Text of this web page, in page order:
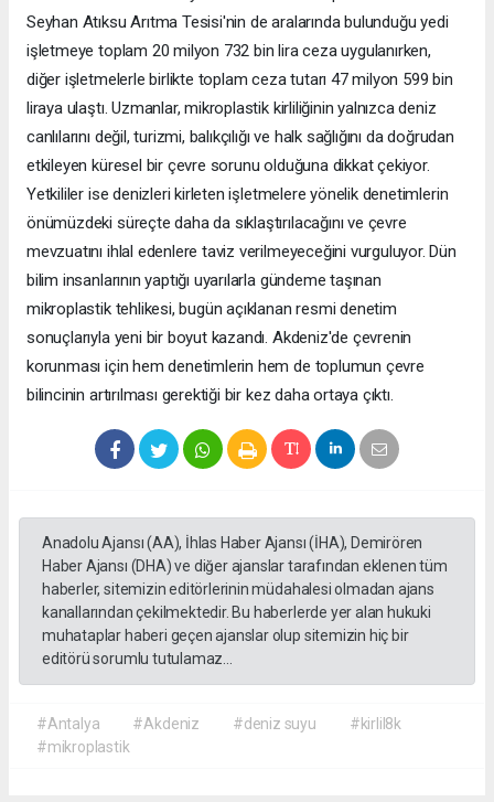
Seyhan Atıksu Arıtma Tesisi'nin de aralarında bulunduğu yedi
işletmeye toplam 20 milyon 732 bin lira ceza uygulanırken,
diğer işletmelerle birlikte toplam ceza tutarı 47 milyon 599 bin
liraya ulaştı. Uzmanlar, mikroplastik kirliliğinin yalnızca deniz
canlılarını değil, turizmi, balıkçılığı ve halk sağlığını da doğrudan
etkileyen küresel bir çevre sorunu olduğuna dikkat çekiyor.
Yetkililer ise denizleri kirleten işletmelere yönelik denetimlerin
önümüzdeki süreçte daha da sıklaştırılacağını ve çevre
mevzuatını ihlal edenlere taviz verilmeyeceğini vurguluyor. Dün
bilim insanlarının yaptığı uyarılarla gündeme taşınan
mikroplastik tehlikesi, bugün açıklanan resmi denetim
sonuçlarıyla yeni bir boyut kazandı. Akdeniz'de çevrenin
korunması için hem denetimlerin hem de toplumun çevre
bilincinin artırılması gerektiği bir kez daha ortaya çıktı.
Anadolu Ajansı (AA), İhlas Haber Ajansı (İHA), Demirören
Haber Ajansı (DHA) ve diğer ajanslar tarafından eklenen tüm
haberler, sitemizin editörlerinin müdahalesi olmadan ajans
kanallarından çekilmektedir. Bu haberlerde yer alan hukuki
muhataplar haberi geçen ajanslar olup sitemizin hiç bir
editörü sorumlu tutulamaz...
#Antalya #Akdeniz #deniz suyu
#kirlil8k
#mikroplastik